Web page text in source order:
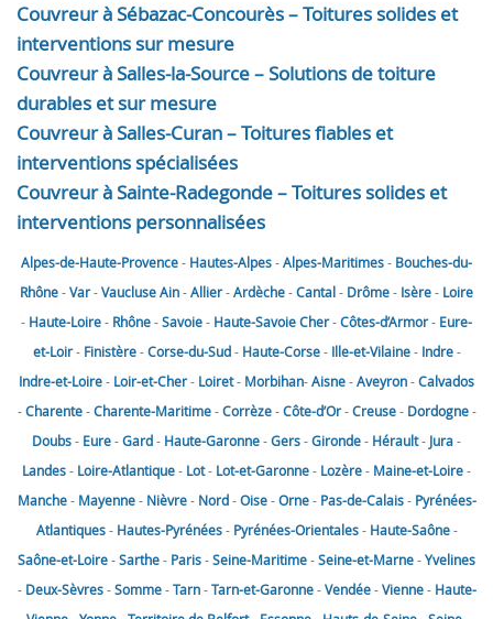
Couvreur à Sébazac-Concourès – Toitures solides et
interventions sur mesure
Couvreur à Salles-la-Source – Solutions de toiture
durables et sur mesure
Couvreur à Salles-Curan – Toitures fiables et
interventions spécialisées
Couvreur à Sainte-Radegonde – Toitures solides et
interventions personnalisées
Alpes-de-Haute-Provence- Hautes-Alpes-Alpes-Maritimes- Bouches-du-
Rhône-Var-VaucluseAin-Allier-Ardèche-Cantal- Drôme- Isère- Loire
- Haute-Loire- Rhône-Savoie- Haute-SavoieCher-Côtes-d’Armor- Eure-
et-Loir- Finistère-Corse-du-Sud- Haute-Corse- Ille-et-Vilaine- Indre-
Indre-et-Loire- Loir-et-Cher- Loiret- Morbihan-Aisne-Aveyron-Calvados
-Charente-Charente-Maritime-Corrèze-Côte-d’Or-Creuse- Dordogne-
Doubs- Eure-Gard- Haute-Garonne-Gers-Gironde- Hérault- Jura-
Landes- Loire-Atlantique- Lot- Lot-et-Garonne- Lozère- Maine-et-Loire-
Manche- Mayenne- Nièvre- Nord-Oise-Orne- Pas-de-Calais- Pyrénées-
Atlantiques- Hautes-Pyrénées- Pyrénées-Orientales- Haute-Saône-
Saône-et-Loire-Sarthe- Paris-Seine-Maritime-Seine-et-Marne-Yvelines
- Deux-Sèvres-Somme-Tarn-Tarn-et-Garonne-Vendée-Vienne- Haute-